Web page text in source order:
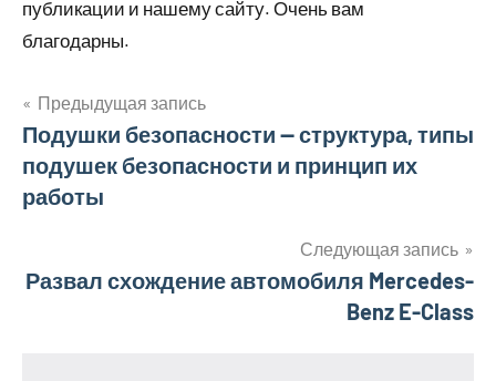
публикации и нашему сайту. Очень вам
благодарны.
Навигация
по
Предыдущая запись
Подушки безопасности — структура, типы
подушек безопасности и принцип их
работы
Следующая запись
Развал схождение автомобиля Mercedes-
Benz E-Class